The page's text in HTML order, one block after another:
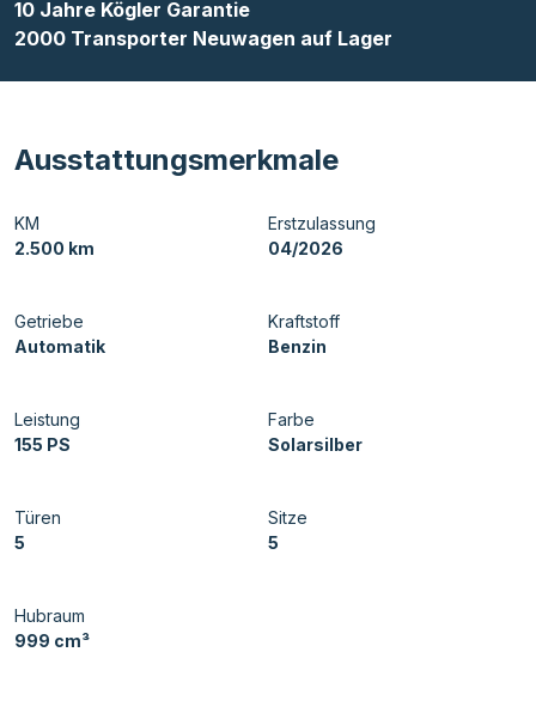
10 Jahre Kögler Garantie
2000 Transporter Neuwagen auf Lager
Ausstattungsmerkmale
KM
2.500 km
Erstzulassung
04/2026
Getriebe
Automatik
Kraftstoff
Benzin
Leistung
155 PS
Farbe
Solarsilber
Türen
5
Sitze
5
Hubraum
999 cm³